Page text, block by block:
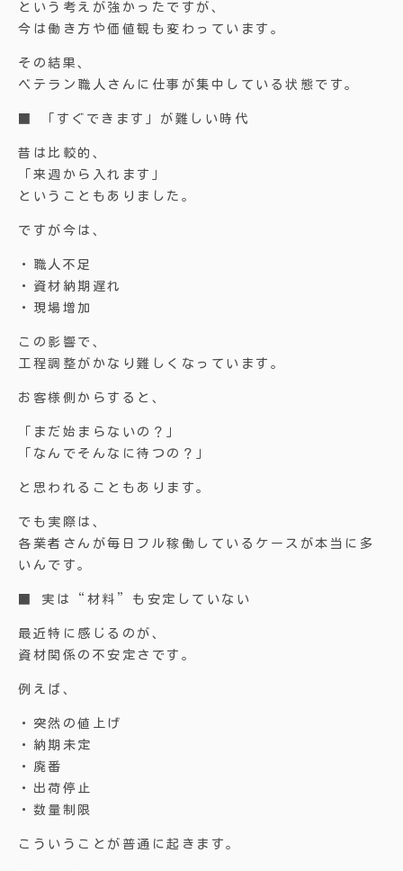
という考えが強かったですが、
今は働き方や価値観も変わっています。
その結果、
ベテラン職人さんに仕事が集中している状態です。
■ 「すぐできます」が難しい時代
昔は比較的、
「来週から入れます」
ということもありました。
ですが今は、
・職人不足
・資材納期遅れ
・現場増加
この影響で、
工程調整がかなり難しくなっています。
お客様側からすると、
「まだ始まらないの？」
「なんでそんなに待つの？」
と思われることもあります。
でも実際は、
各業者さんが毎日フル稼働しているケースが本当に多
いんです。
■ 実は“材料”も安定していない
最近特に感じるのが、
資材関係の不安定さです。
例えば、
・突然の値上げ
・納期未定
・廃番
・出荷停止
・数量制限
こういうことが普通に起きます。